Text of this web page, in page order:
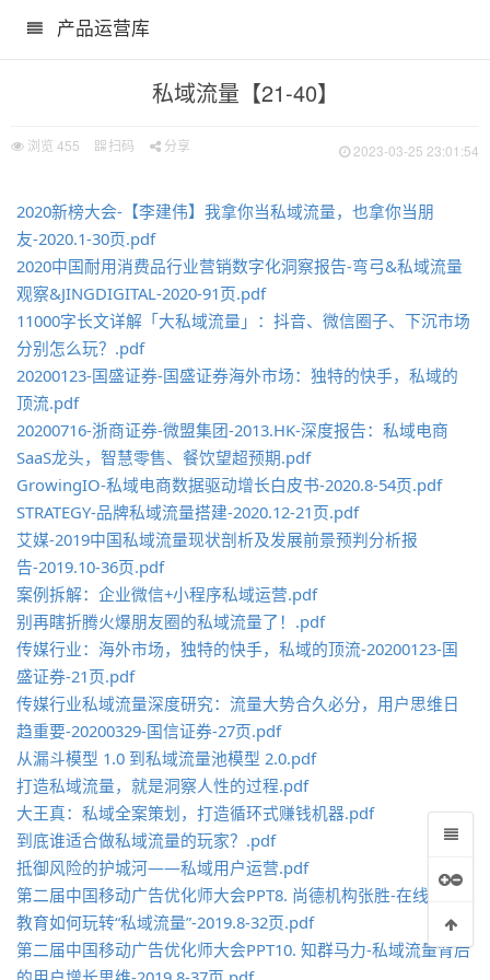
产品运营库
私域流量【21-40】
浏览 455 扫码 分享 2023-03-25 23:01:54
2020新榜大会-【李建伟】我拿你当私域流量，也拿你当朋
友-2020.1-30页.pdf
2020中国耐用消费品行业营销数字化洞察报告-弯弓&私域流量
观察&JINGDIGITAL-2020-91页.pdf
11000字长文详解「大私域流量」：抖音、微信圈子、下沉市场
分别怎么玩？.pdf
20200123-国盛证券-国盛证券海外市场：独特的快手，私域的
顶流.pdf
20200716-浙商证券-微盟集团-2013.HK-深度报告：私域电商
SaaS龙头，智慧零售、餐饮望超预期.pdf
GrowingIO-私域电商数据驱动增长白皮书-2020.8-54页.pdf
STRATEGY-品牌私域流量搭建-2020.12-21页.pdf
艾媒-2019中国私域流量现状剖析及发展前景预判分析报
告-2019.10-36页.pdf
案例拆解：企业微信+小程序私域运营.pdf
别再瞎折腾火爆朋友圈的私域流量了！.pdf
传媒行业：海外市场，独特的快手，私域的顶流-20200123-国
盛证券-21页.pdf
传媒行业私域流量深度研究：流量大势合久必分，用户思维日
趋重要-20200329-国信证券-27页.pdf
从漏斗模型 1.0 到私域流量池模型 2.0.pdf
打造私域流量，就是洞察人性的过程.pdf
大王真：私域全案策划，打造循环式赚钱机器.pdf
到底谁适合做私域流量的玩家？.pdf
抵御风险的护城河——私域用户运营.pdf
第二届中国移动广告优化师大会PPT8. 尚德机构张胜-在线成人
教育如何玩转“私域流量”-2019.8-32页.pdf
第二届中国移动广告优化师大会PPT10. 知群马力-私域流量背后